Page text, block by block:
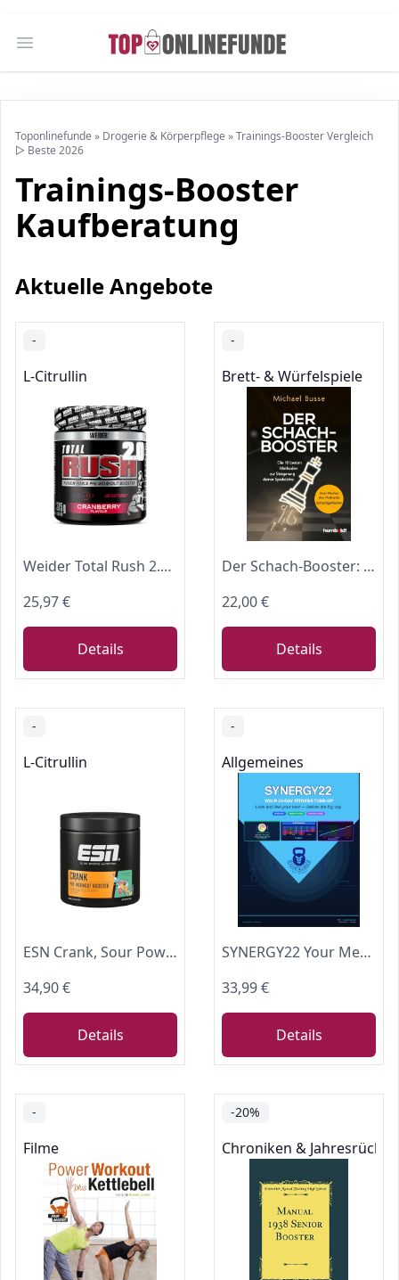
Open main menu
Toponlinefunde » Drogerie & Körperpflege »Trainings-Booster Vergleich
▷ Beste 2026
Trainings-Booster
Kaufberatung
Aktuelle Angebote
-
L-Citrullin
Weider Total Rush 2.0, 375g, Cranberry
25,97 €
Details
-
Brett- & Würfelspiele
Der Schach-Booster: Die 10 besten Methoden zur Steigerung deiner Spielstärke. Vom Macher des Podcasts Schachgeflüster
22,00 €
Details
-
L-Citrullin
ESN Crank, Sour Power, 380 g
34,90 €
Details
-
Allgemeines
SYNERGY22 Your Metabolic Reset System: A 22-Day Fat Loss, Strength Training, and Metabolism Boost Program for Total Body Wellness A quick fix before a big event to burn fat fast! (English Edition)
33,99 €
Details
-
Filme
-20%
Chroniken &